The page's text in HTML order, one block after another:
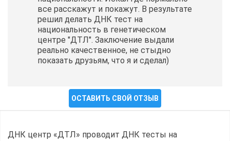
все расскажут и покажут. В результате
решил делать ДНК тест на
национальность в генетическом
центре "ДТЛ". Заключение выдали
реально качественное, не стыдно
показать друзьям, что я и сделал)
ОСТАВИТЬ СВОЙ ОТЗЫВ
ДНК центр «ДТЛ» проводит ДНК тесты на